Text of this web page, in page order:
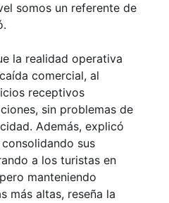
somos un referente de
la realidad operativa
comercial, al
receptivos
sin problemas de
Además, explicó
sus
a los turistas en
manteniendo
más altas, reseña la